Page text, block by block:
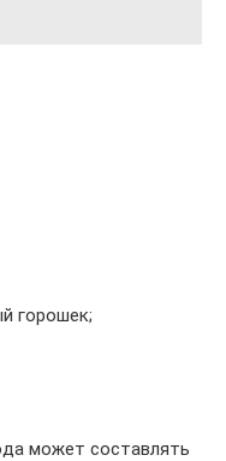
горошек;
может составлять